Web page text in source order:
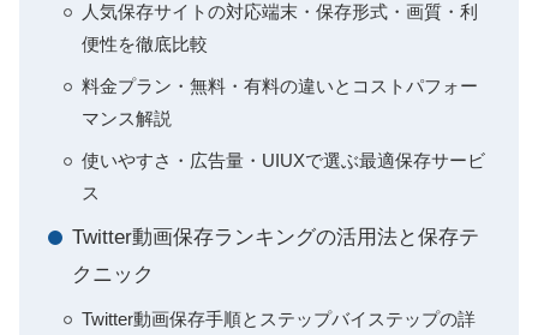
人気保存サイトの対応端末・保存形式・画質・利
便性を徹底比較
料金プラン・無料・有料の違いとコストパフォー
マンス解説
使いやすさ・広告量・UIUXで選ぶ最適保存サービ
ス
Twitter動画保存ランキングの活用法と保存テ
クニック
Twitter動画保存手順とステップバイステップの詳